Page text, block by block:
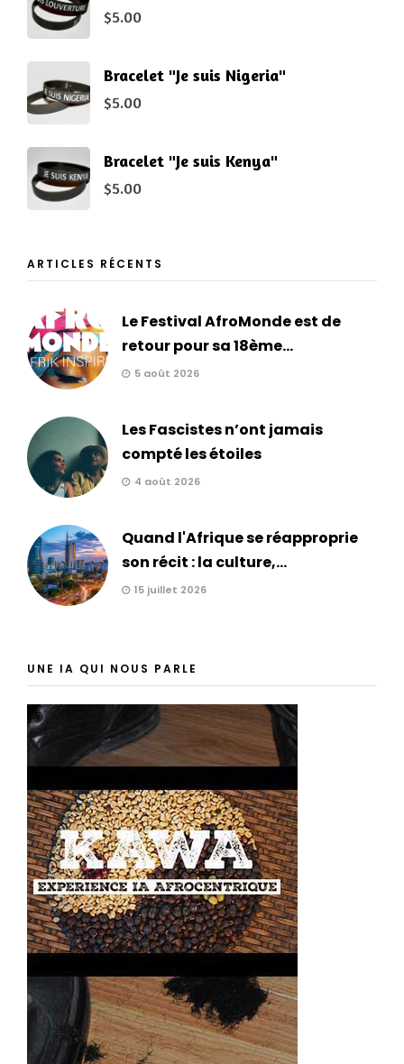
$5.00
Bracelet "Je suis Nigeria"
$5.00
Bracelet "Je suis Kenya"
$5.00
ARTICLES RÉCENTS
Le Festival AfroMonde est de
retour pour sa 18ème...
5 août 2026
Les Fascistes n’ont jamais
compté les étoiles
4 août 2026
Quand l'Afrique se réapproprie
son récit : la culture,...
15 juillet 2026
UNE IA QUI NOUS PARLE